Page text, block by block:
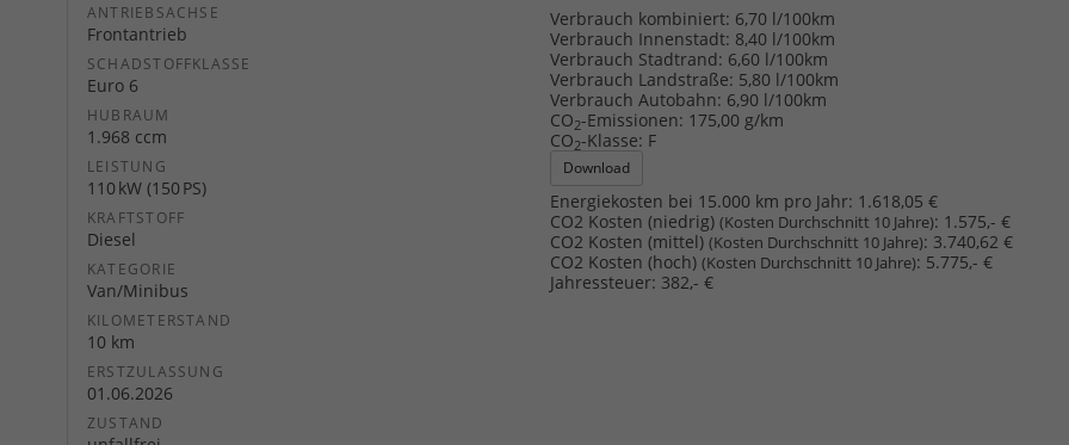
ANTRIEBSACHSE
Frontantrieb
SCHADSTOFFKLASSE
Euro 6
HUBRAUM
1.968 ccm
LEISTUNG
110 kW (150 PS)
KRAFTSTOFF
Diesel
KATEGORIE
Van/Minibus
KILOMETERSTAND
10 km
ERSTZULASSUNG
01.06.2026
ZUSTAND
Verbrauch kombiniert: 6,70 l/100km
Verbrauch Innenstadt: 8,40 l/100km
Verbrauch Stadtrand: 6,60 l/100km
Verbrauch Landstraße: 5,80 l/100km
Verbrauch Autobahn: 6,90 l/100km
CO2-Emissionen: 175,00 g/km
CO2-Klasse: F
Download
Energiekosten bei 15.000 km pro Jahr: 1.618,05 €
CO2 Kosten (niedrig) (Kosten Durchschnitt 10 Jahre): 1.575,- €
CO2 Kosten (mittel) (Kosten Durchschnitt 10 Jahre): 3.740,62 €
CO2 Kosten (hoch) (Kosten Durchschnitt 10 Jahre): 5.775,- €
Jahressteuer: 382,- €